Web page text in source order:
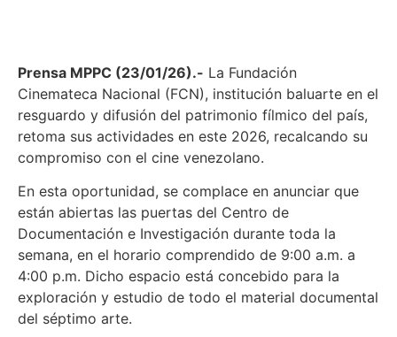
Prensa MPPC (23/01/26).- La Fundación
Cinemateca Nacional (FCN), institución baluarte en el
resguardo y difusión del patrimonio fílmico del país,
retoma sus actividades en este 2026, recalcando su
compromiso con el cine venezolano.
En esta oportunidad, se complace en anunciar que
están abiertas las puertas del Centro de
Documentación e Investigación durante toda la
semana, en el horario comprendido de 9:00 a.m. a
4:00 p.m. Dicho espacio está concebido para la
exploración y estudio de todo el material documental
del séptimo arte.